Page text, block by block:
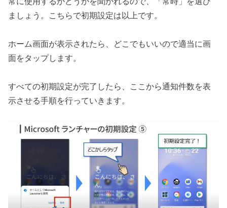
ましょう。こちらで初期設定は以上です。
ホーム画面が表示されたら、どこでもいいので適当に画
面をタップします。
すべての初期設定が完了したら、ここから通知件数を表
示させる手順を行っていきます。